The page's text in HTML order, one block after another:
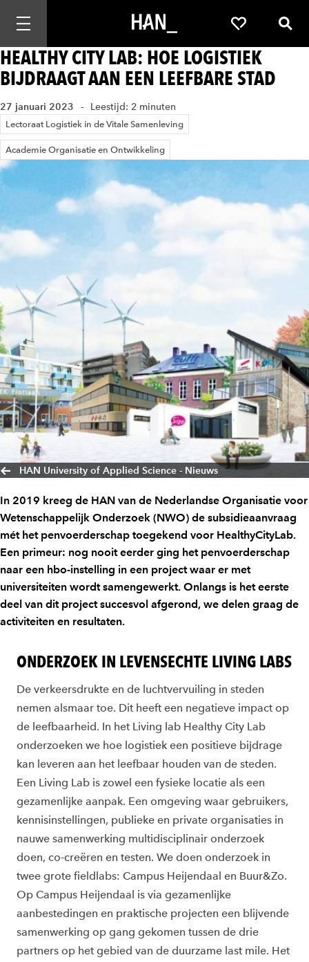
Mobiele navigatie openen Favorieten
HEALTHY CITY LAB: HOE LOGISTIEK
BIJDRAAGT AAN EEN LEEFBARE STAD
27 januari 2023 Leestijd: 2 minuten
Lectoraat Logistiek in de Vitale Samenleving
Academie Organisatie en Ontwikkeling
HAN University of Applied Science - Nieuws
In 2019 kreeg de HAN van de Nederlandse Organisatie voor
Wetenschappelijk Onderzoek (NWO) de subsidieaanvraag
mét het penvoerderschap toegekend voor HealthyCityLab.
Een primeur: nog nooit eerder ging het penvoerderschap
naar een hbo-instelling in een project waar er met
universiteiten wordt samengewerkt. Onlangs is het eerste
deel van dit project succesvol afgerond, we delen graag de
activiteiten en resultaten.
ONDERZOEK IN LEVENSECHTE LIVING LABS
De verkeersdrukte en de luchtvervuiling in steden
nemen alsmaar toe. Dit heeft een negatieve impact op
de leefbaarheid. In het Living lab Healthy City Lab
onderzoeken we hoe logistiek een positieve bijdrage
kan leveren aan het leefbaar houden van de steden.
Een Living Lab is zowel een fysieke locatie als een
gezamenlijke aanpak. Een omgeving waar gebruikers,
kennisinstellingen, publieke en private organisaties in
nauwe samenwerking multidisciplinair onderzoek
doen, co-creëren en testen. We doen onderzoek in
twee grote fieldlabs: Campus Heijendaal en Buur&Zo.
Op Campus Heijendaal is via gezamenlijke
aanbestedingen en praktische projecten een blijvende
samenwerking op gang gekomen tussen de drie
partners op het gebied van de duurzame last mile. Het